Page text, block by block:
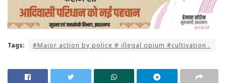
Tags: #Major action by police # illegal opium #cultivation .